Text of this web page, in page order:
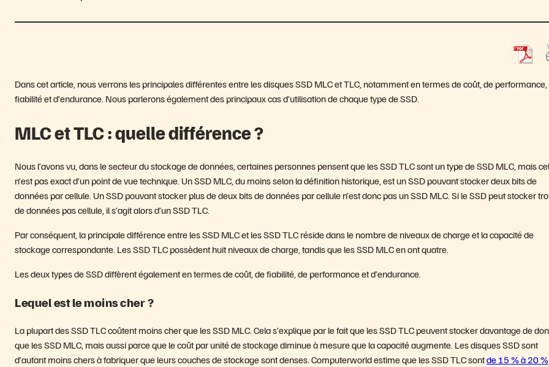
Dans cet article, nous verrons les principales différentes entre les disques SSD MLC et TLC, notamment en termes de coût, de
fiabilité et d’endurance. Nous parlerons également des principaux cas d’utilisation de chaque type de SSD.
MLC et TLC : quelle différence ?
Nous l’avons vu, dans le secteur du stockage de données, certaines personnes pensent que les SSD TLC sont un type de SSD MLC, mais
n’est pas exact d’un point de vue technique. Un SSD MLC, du moins selon la définition historique, est un SSD pouvant stocker deux bits de
données par cellule. Un SSD pouvant stocker plus de deux bits de données par cellule n’est donc pas un SSD MLC. Si le SSD peut stocker
de données pas cellule, il s’agit alors d’un SSD TLC.
Par conséquent, la principale différence entre les SSD MLC et les SSD TLC réside dans le nombre de niveaux de charge et la capacité de
stockage correspondante. Les SSD TLC possèdent huit niveaux de charge, tandis que les SSD MLC en ont quatre.
Les deux types de SSD diffèrent également en termes de coût, de fiabilité, de performance et d’endurance.
Lequel est le moins cher ?
La plupart des SSD TLC coûtent moins cher que les SSD MLC. Cela s’explique par le fait que les SSD TLC peuvent stocker davantage de
que les SSD MLC, mais aussi parce que le coût par unité de stockage diminue à mesure que la capacité augmente. Les disques SSD sont
d’autant moins chers à fabriquer que leurs couches de stockage sont denses. Computerworld estime que les SSD TLC sontde 15 % à 20 %